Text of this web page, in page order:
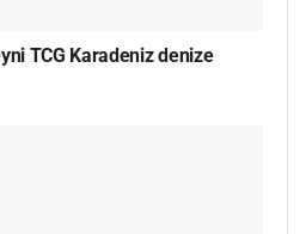
TCG Karadeniz denize